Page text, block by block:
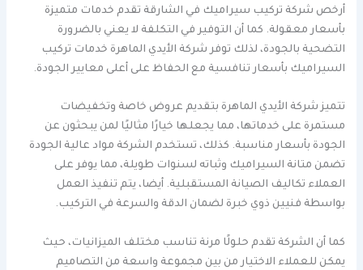
أرخص شركة تركيب سيراميك في الشارقة تقدم خدمات متميزة
بأسعار معقولة. كما أن التوفير في التكلفة لا يعني بالضرورة
التضحية بالجودة، لذلك توفر شركة الأيدي الماهرة خدمات تركيب
السيراميك بأسعار تنافسية مع الحفاظ على أعلى معايير الجودة.
تتميز شركة الأيدي الماهرة بتقديم عروض خاصة وتخفيضات
مستمرة على خدماتها، مما يجعلها خيارًا مثاليًا لمن يبحثون عن
الجودة بأسعار مناسبة. كذلك، تستخدم الشركة مواد عالية الجودة
تضمن متانة السيراميك وثباته لسنوات طويلة، مما يوفر على
العملاء تكاليف الصيانة المستقبلية. أيضا، يتم تنفيذ العمل
بواسطة فنيين ذوي خبرة لضمان الدقة والسرعة في التركيب.
كما أن الشركة تقدم حلولًا مرنة تناسب مختلف الميزانيات، حيث
يمكن للعملاء الاختيار من بين مجموعة واسعة من التصاميم